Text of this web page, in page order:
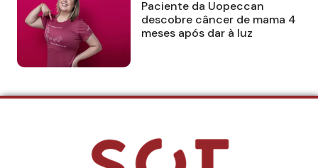
Paciente da Uopeccan
descobre câncer de mama 4
meses após dar à luz